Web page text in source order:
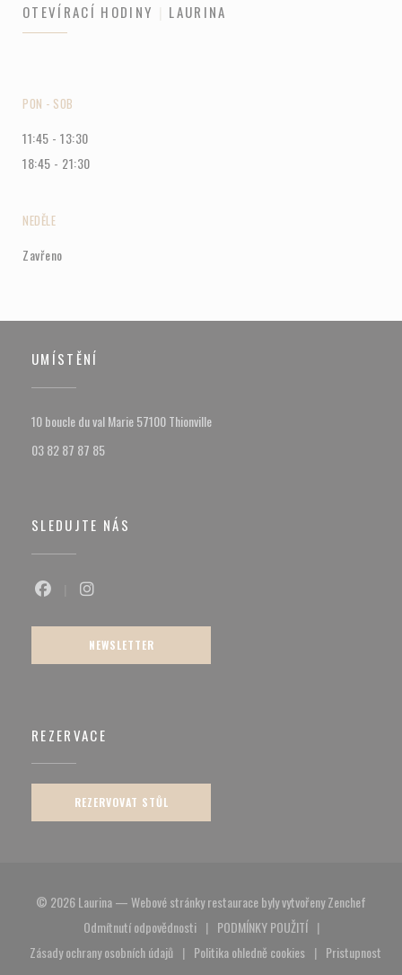
OTEVÍRACÍ HODINY LAURINA
PON - SOB
11:45 - 13:30
18:45 - 21:30
NEDĚLE
Zavřeno
UMÍSTĚNÍ
10 boucle du val Marie 57100 Thionville((otevře se v novém okně))
03 82 87 87 85
SLEDUJTE NÁS
Facebook ((otevře se v novém okně))
NEWSLETTER
REZERVACE
REZERVOVAT STŮL
© 2026 Laurina — Webové stránky restaurace byly vytvořenyZenchef
Odmítnutí odpovědnosti
((otevře se v novém okně))
PODMÍNKY POUŽITÍ
((otevře se v novém okně))
Zásady ochrany osobních údajů
((otevře se v novém okně))
Politika ohledně cookies
((otevře se v novém okně))
Pristupnost
((otevře